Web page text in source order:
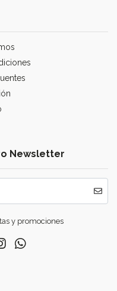
Newsletter
y promociones